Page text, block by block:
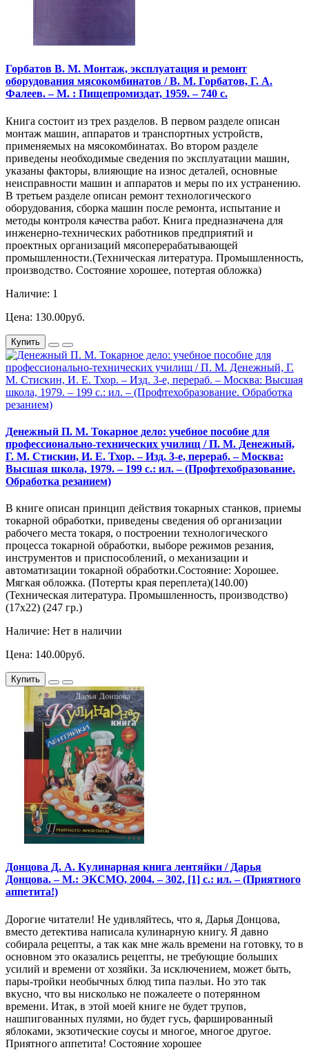
Горбатов В. М. Монтаж, эксплуатация и ремонт
оборудования мясокомбинатов / В. М. Горбатов, Г. А.
Фалеев. – М. : Пищепромиздат, 1959. – 740 с.
Книга состоит из трех разделов. В первом разделе описан
монтаж машин, аппаратов и транспортных устройств,
применяемых на мясокомбинатах. Во втором разделе
приведены необходимые сведения по эксплуатации машин,
указаны факторы, влияющие на износ деталей, основные
неисправности машин и аппаратов и меры по их устранению.
В третьем разделе описан ремонт технологического
оборудования, сборка машин после ремонта, испытание и
методы контроля качества работ. Книга предназначена для
инженерно-технических работников предприятий и
проектных организаций мясоперерабатывающей
промышленности.(Техническая литература. Промышленность,
производство. Состояние хорошее, потертая обложка)
Наличие: 1
Цена: 130.00руб.
Купить
Денежный П. М. Токарное дело: учебное пособие для
профессионально-технических училищ / П. М. Денежный,
Г. М. Стискин, И. Е. Тхор. – Изд. 3-е, перераб. – Москва:
Высшая школа, 1979. – 199 с.: ил. – (Профтехобразование.
Обработка резанием)
В книге описан принцип действия токарных станков, приемы
токарной обработки, приведены сведения об организации
рабочего места токаря, о построении технологического
процесса токарной обработки, выборе режимов резания,
инструментов и приспособлений, о механизации и
автоматизации токарной обработки.Состояние: Хорошее.
Мягкая обложка. (Потерты края переплета)(140.00)
(Техническая литература. Промышленность, производство)
(17х22) (247 гр.)
Наличие: Нет в наличии
Цена: 140.00руб.
Купить
Донцова Д. А. Кулинарная книга лентяйки / Дарья
Донцова. – М.: ЭКСМО, 2004. – 302, [1] с.: ил. – (Приятного
аппетита!)
Дорогие читатели! Не удивляйтесь, что я, Дарья Донцова,
вместо детектива написала кулинарную книгу. Я давно
собирала рецепты, а так как мне жаль времени на готовку, то в
основном это оказались рецепты, не требующие больших
усилий и времени от хозяйки. За исключением, может быть,
пары-тройки необычных блюд типа паэльи. Но это так
вкусно, что вы нисколько не пожалеете о потерянном
времени. Итак, в этой моей книге не будет трупов,
нашпигованных пулями, но будет гусь, фаршированный
яблоками, экзотические соусы и многое, многое другое.
Приятного аппетита! Состояние хорошее